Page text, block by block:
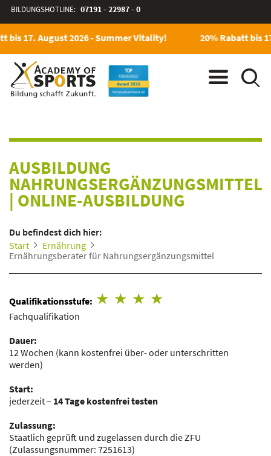
BILDUNGSHOTLINE: 07191 - 22987 - 0
bis 17. August 2026 - Summer Vitality! 20% Rabatt bis
AUSBILDUNG
NAHRUNGSERGÄNZUNGSMITTEL
| ONLINE-AUSBILDUNG
Du befindest dich hier:
Start
Ernährung
Ernährungsberater für Nahrungsergänzungsmittel
Qualifikationsstufe:
Fachqualifikation
Dauer:
12 Wochen (kann kostenfrei über- oder unterschritten
werden)
Start:
jederzeit – 14 Tage kostenfrei testen
Zulassung:
Staatlich geprüft und zugelassen durch die ZFU
(Zulassungsnummer: 7251613)